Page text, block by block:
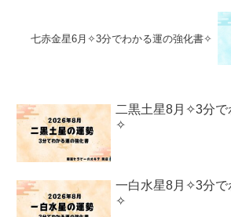
七赤金星6月✧3分でわかる運の強化書✧
二黒土星8月✧3分
✧
一白水星8月✧3分で
✧